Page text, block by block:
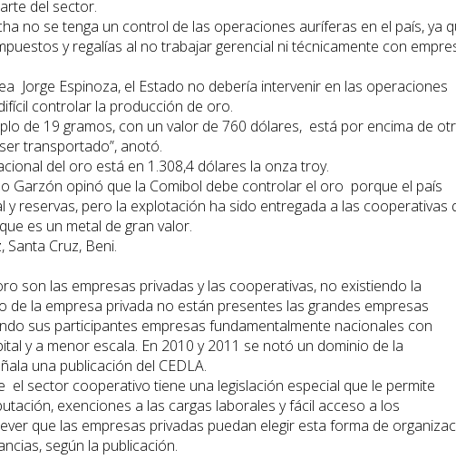
del sector.
no se tenga un control de las operaciones auríferas en el país, ya
y regalías al no trabajar gerencial ni técnicamente con
Jorge Espinoza, el Estado no debería intervenir en las operaciones
controlar la producción de oro.
de 19 gramos, con un valor de 760 dólares, está por encima de
transportado”, anotó.
del oro está en 1.308,4 dólares la onza troy.
Garzón opinó que la Comibol debe controlar el oro porque el país
reservas, pero la explotación ha sido entregada a las cooperativas
es un metal de gran valor.
Santa Cruz, Beni.
son las empresas privadas y las cooperativas, no existiendo la
de la empresa privada no están presentes las grandes empresas
sus participantes empresas fundamentalmente nacionales con
y a menor escala. En 2010 y 2011 se notó un dominio de la
una publicación del CEDLA.
el sector cooperativo tiene una legislación especial que le permite
exenciones a las cargas laborales y fácil acceso a los
que las empresas privadas puedan elegir esta forma de
según la publicación.